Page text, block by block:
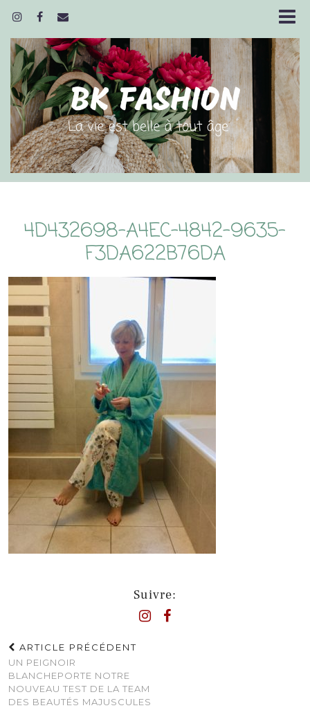
4D432698-A4EC-4842-9635-
F3DA622B76DA
Suivre:
ARTICLE PRÉCÉDENT
UN PEIGNOIR
BLANCHEPORTE NOTRE
NOUVEAU TEST DE LA TEAM
DES BEAUTÉS MAJUSCULES